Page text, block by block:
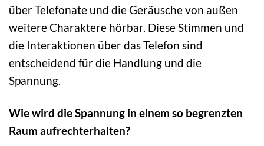
über Telefonate und die Geräusche von außen
weitere Charaktere hörbar. Diese Stimmen und
die Interaktionen über das Telefon sind
entscheidend für die Handlung und die
Spannung.
Wie wird die Spannung in einem so begrenzten
Raum aufrechterhalten?